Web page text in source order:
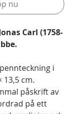
nu
Carl (1758-
i
13,5 cm.
påskrift av
på ett